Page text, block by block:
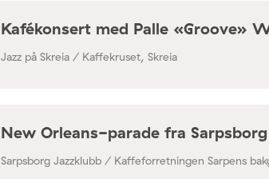
Kafékonsert med Palle «Groove»
Jazz på Skreia / Kaffekruset, Skreia
New Orleans-parade fra
Sarpsborg Jazzklubb / Kaffeforretningen Sarpens